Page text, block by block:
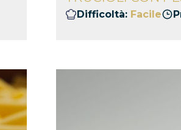
Difficoltà: Facile